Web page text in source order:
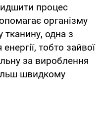
процес
організму
тканину, одна з
тобто зайвої
за вироблення
швидкому